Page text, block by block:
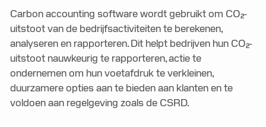
Carbon accounting software wordt gebruikt om CO₂-
uitstoot van de bedrijfsactiviteiten te berekenen,
analyseren en rapporteren. Dit helpt bedrijven hun CO₂-
uitstoot nauwkeurig te rapporteren, actie te
ondernemen om hun voetafdruk te verkleinen,
duurzamere opties aan te bieden aan klanten en te
voldoen aan regelgeving zoals de CSRD.